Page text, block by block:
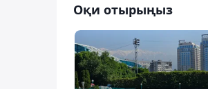
Оқи отырыңыз